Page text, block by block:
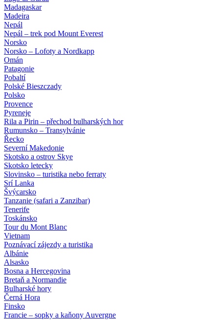
Madagaskar
Madeira
Nepál
Nepál – trek pod Mount Everest
Norsko
Norsko – Lofoty a Nordkapp
Omán
Patagonie
Pobaltí
Polské Bieszczady
Polsko
Provence
Pyreneje
Rila a Pirin – přechod bulharských hor
Rumunsko – Transylvánie
Řecko
Severní Makedonie
Skotsko a ostrov Skye
Skotsko letecky
Slovinsko – turistika nebo ferraty
Srí Lanka
Švýcarsko
Tanzanie (safari a Zanzibar)
Tenerife
Toskánsko
Tour du Mont Blanc
Vietnam
Poznávací zájezdy a turistika
Albánie
Alsasko
Bosna a Hercegovina
Bretaň a Normandie
Bulharské hory
Černá Hora
Finsko
Francie – sopky a kaňony Auvergne